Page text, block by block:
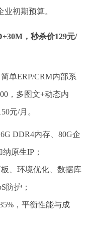
业初期预算。
，秒杀价129元/
单ERP/CRM内部系
，多图文+动态内
元/月。
DDR4内存、80G企
原生IP；
、环境优化、数据库
防护；
，平衡性能与成